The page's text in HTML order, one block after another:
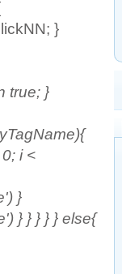
}
true; }
i <
}
} } } } } else{